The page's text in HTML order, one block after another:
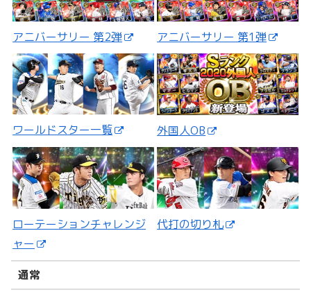
アニバーサリー 第2弾 アニバーサリー 第1弾
ワールドスター一覧 外国人OB
ローテーションチャレンジ
ャー
代打の切り札
通常